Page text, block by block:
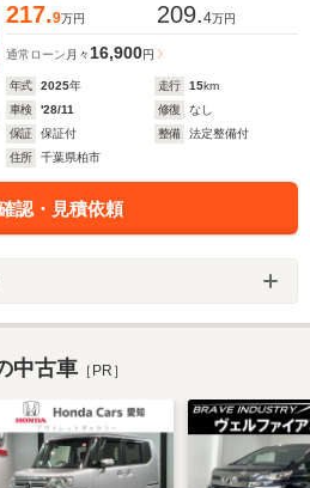
217.9万円 209.4万円
通常ローン 月々16,900円
年式 2025年 走行 15km
車検
'28/11 修復
なし
保証
保証付 整備
法定整備付
住所
千葉県柏市
認・見積依頼
中古車 ［PR］